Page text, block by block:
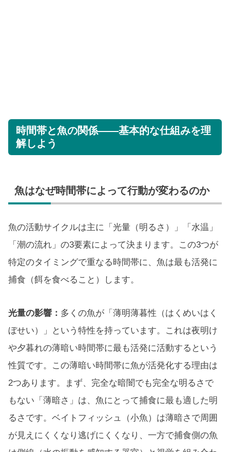
時間帯と魚の関係——基本的な仕組みを理
解しよう
魚はなぜ時間帯によって行動が変わるのか
魚の活動サイクルは主に「光量（明るさ）」「水温」
「潮の流れ」の3要素によって決まります。この3つが
特定のタイミングで重なる時間帯に、魚は最も活発に
捕食（餌を食べること）します。
光量の影響： 多くの魚が「薄明薄暮性（はくめいはく
ぼせい）」という特性を持っています。これは夜明け
や夕暮れの薄暗い時間帯に最も活発に活動するという
性質です。この薄暗い時間帯に魚が活発化する理由は
2つあります。まず、完全な暗闇でも完全な明るさで
もない「薄暗さ」は、魚にとって捕食に最も適した明
るさです。ベイトフィッシュ（小魚）は薄暗さで周囲
が見えにくくなり逃げにくくなり、一方で捕食側の魚